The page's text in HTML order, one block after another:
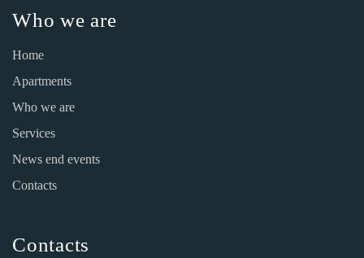
Who we are
Home
Apartments
Who we are
Services
News end events
Contacts
Contacts